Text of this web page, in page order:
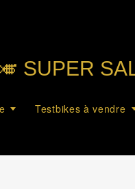
SUPER
Testbikes à vendre